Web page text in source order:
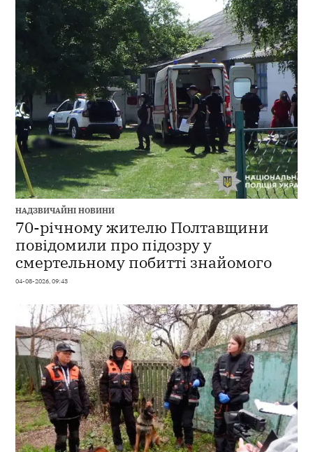
НАДЗВИЧАЙНІ НОВИНИ
70-річному жителю Полтавщини
повідомили про підозру у
смертельному побитті знайомого
04-08-2026, 09:43